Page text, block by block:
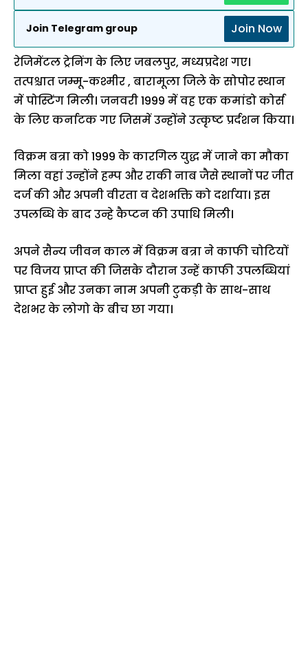
Join Telegram group Join Now
रेजिमेंटल ट्रेनिंग के लिए जबलपुर, मध्यप्रदेश गए।
तत्पश्चात जम्मू-कश्मीर , बारामूला जिले के सोपोर स्थान
में पोस्टिंग मिली। जनवरी 1999 में वह एक कमांडो कोर्स
के लिए कर्नाटक गए जिसमें उन्होंने उत्कृष्ट प्रर्दशन किया।
विक्रम बत्रा को 1999 के कारगिल युद्ध में जाने का मौका
मिला वहां उन्होंने हम्प और राकी नाब जैसे स्थानों पर जीत
दर्ज की और अपनी वीरता व देशभक्ति को दर्शाया। इस
उपलब्धि के बाद उन्हे कैप्टन की उपाधि मिली।
अपने सैन्य जीवन काल में विक्रम बत्रा ने काफी चोटियों
पर विजय प्राप्त की जिसके दौरान उन्हें काफी उपलब्धियां
प्राप्त हुई और उनका नाम अपनी टुकड़ी के साथ-साथ
देशभर के लोगो के बीच छा गया।